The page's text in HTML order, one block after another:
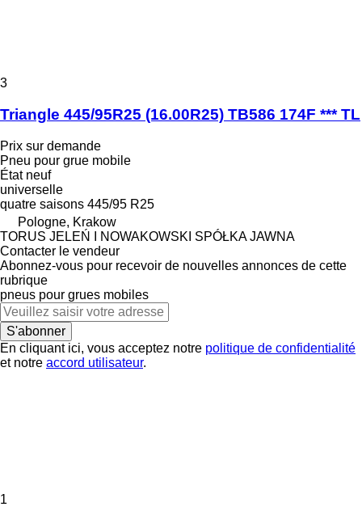
3
Triangle 445/95R25 (16.00R25) TB586 174F *** TL
Prix sur demande
Pneu pour grue mobile
Étatneuf
universelle
quatre saisons 445/95 R25
Pologne, Krakow
TORUS JELEŃ I NOWAKOWSKI SPÓŁKA JAWNA
Contacter le vendeur
Abonnez-vous pour recevoir de nouvelles annonces de cette
rubrique
pneus pour grues mobiles
S'abonner
En cliquant ici, vous acceptez notre politique de confidentialité
et notre accord utilisateur.
1